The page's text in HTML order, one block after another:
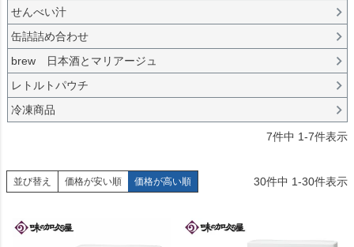
せんべい汁
缶詰詰め合わせ
brew 日本酒とマリアージュ
レトルトパウチ
冷凍商品
7件中 1-7件表示
並び替え 価格が安い順 価格が高い順 30件中 1-30件表示